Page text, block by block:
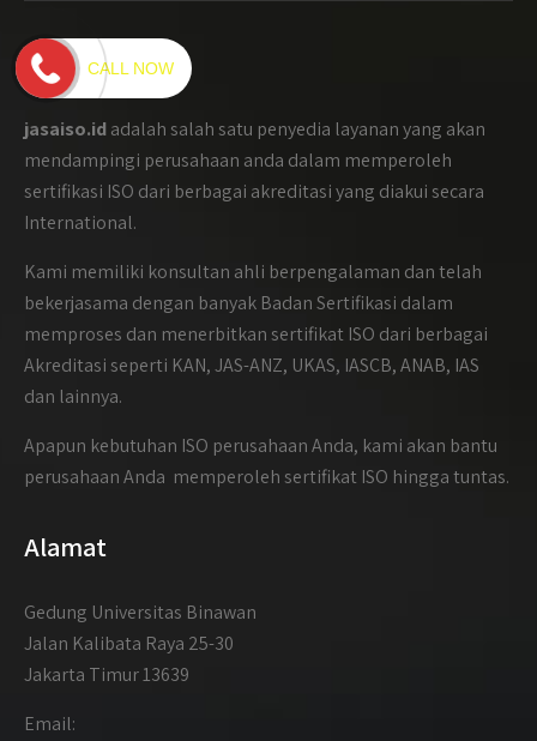
Kami
jasaiso.id adalah salah satu penyedia layanan yang akan
mendampingi perusahaan anda dalam memperoleh
sertifikasi ISO dari berbagai akreditasi yang diakui secara
International.
Kami memiliki konsultan ahli berpengalaman dan telah
bekerjasama dengan banyak Badan Sertifikasi dalam
memproses dan menerbitkan sertifikat ISO dari berbagai
Akreditasi seperti KAN, JAS-ANZ, UKAS, IASCB, ANAB, IAS
dan lainnya.
Apapun kebutuhan ISO perusahaan Anda, kami akan bantu
perusahaan Anda memperoleh sertifikat ISO hingga tuntas.
Alamat
Gedung Universitas Binawan
Jalan Kalibata Raya 25-30
Jakarta Timur 13639
Email:
CALL NOW